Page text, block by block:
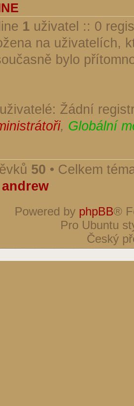
1 uživatel :: 0
na uživatelích,
bylo
Žádní
, Globální
50 • Celkem
andrew
Powered by phpBB®
Pro Ubuntu
Český